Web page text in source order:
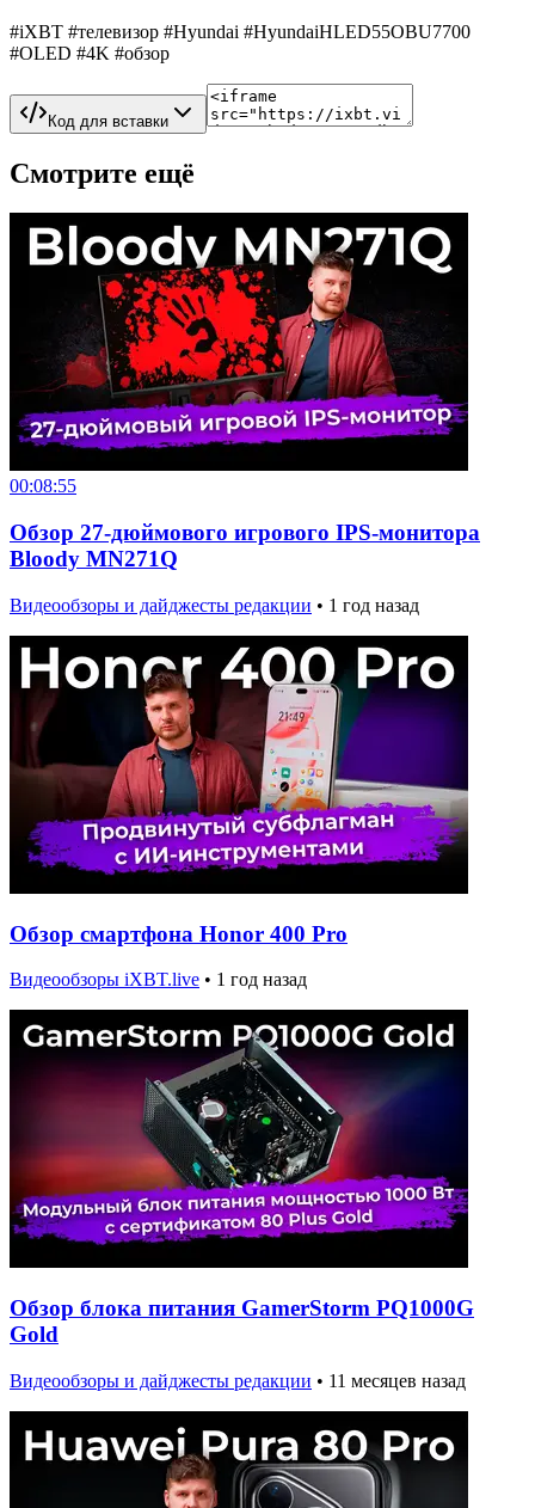
#iXBT #телевизор #Hyundai #HyundaiHLED55OBU7700
#OLED #4K #обзор
Код для вставки
Смотрите ещё
00:08:55
Обзор 27-дюймового игрового IPS-монитора
Bloody MN271Q
Видеообзоры и дайджесты редакции • 1 год назад
Обзор смартфона Honor 400 Pro
Видеообзоры iXBT.live • 1 год назад
Обзор блока питания GamerStorm PQ1000G
Gold
Видеообзоры и дайджесты редакции • 11 месяцев назад